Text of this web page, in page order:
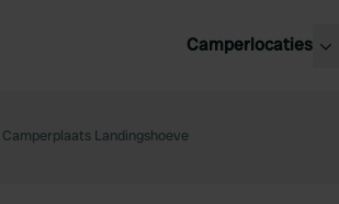
Camperlocaties
Nederland
Camperplaats Landingshoeve